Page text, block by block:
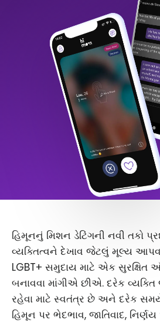
હિમૂનનું મિશન ડેટિંગની નવી તકો
વ્યક્તિત્વને દેખાવ જેટલું મૂલ્ય
LGBT+ સમુદાય માટે એક સુરક્ષિત
બનાવવા માંગીએ છીએ. દરેક
રહેવા માટે સ્વતંત્ર છે અને દરેક
હિમૂન પર ભેદભાવ, જાતિવાદ,